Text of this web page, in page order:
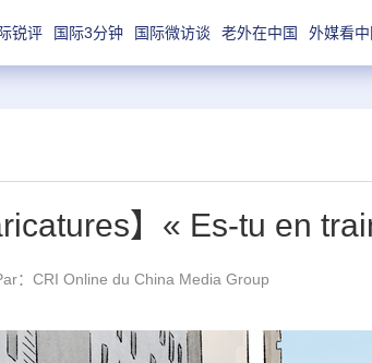
锐评 国际3分钟 国际微访谈 老外在中国 外媒看中
】« Es-tu en
：CRI Online du China Media Group